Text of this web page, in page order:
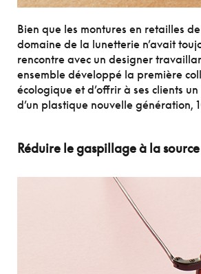
Bien que les montures en retailles
domaine de la lunetterie n’avait
rencontre avec un designer
ensemble développé la première
écologique et d’offrir à ses clients
d’un plastique nouvelle
Réduire le gaspillage à la source